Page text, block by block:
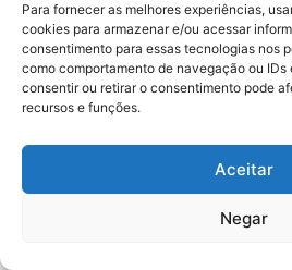
Para fornecer as melhores experiências,
cookies para armazenar e/ou acessar
consentimento para essas tecnologias nos
como comportamento de navegação ou
consentir ou retirar o consentimento pode
recursos e funções.
Aceitar
Negar
Eleições 2026:
promotores eleitorais
reunião de